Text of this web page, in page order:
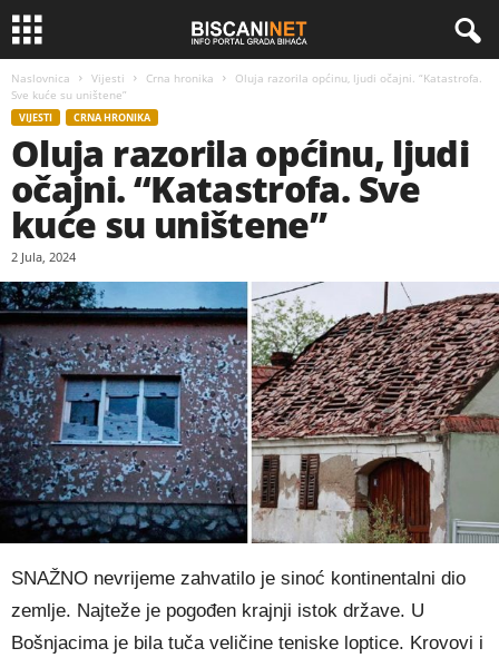
Naslovnica Vijesti Crna hronika
Oluja razorila općinu, ljudi očajni. “Katastrofa.
Sve kuće su uništene”
VIJESTI CRNA HRONIKA
Oluja razorila općinu, ljudi
očajni. “Katastrofa. Sve
kuće su uništene”
2 Jula, 2024
SNAŽNO nevrijeme zahvatilo je sinoć kontinentalni dio
zemlje. Najteže je pogođen krajnji istok države. U
Bošnjacima je bila tuča veličine teniske loptice. Krovovi i